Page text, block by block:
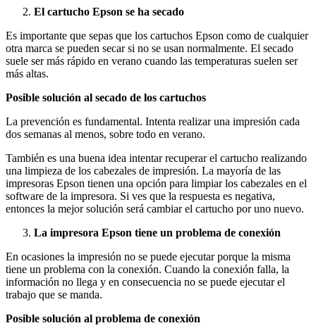
El cartucho Epson se ha secado
Es importante que sepas que los cartuchos Epson como de cualquier
otra marca se pueden secar si no se usan normalmente. El secado
suele ser más rápido en verano cuando las temperaturas suelen ser
más altas.
Posible solución al secado de los cartuchos
La prevención es fundamental. Intenta realizar una impresión cada
dos semanas al menos, sobre todo en verano.
También es una buena idea intentar recuperar el cartucho realizando
una limpieza de los cabezales de impresión. La mayoría de las
impresoras Epson tienen una opción para limpiar los cabezales en el
software de la impresora. Si ves que la respuesta es negativa,
entonces la mejor solución será cambiar el cartucho por uno nuevo.
La impresora Epson tiene un problema de conexión
En ocasiones la impresión no se puede ejecutar porque la misma
tiene un problema con la conexión. Cuando la conexión falla, la
información no llega y en consecuencia no se puede ejecutar el
trabajo que se manda.
Posible solución al problema de conexión